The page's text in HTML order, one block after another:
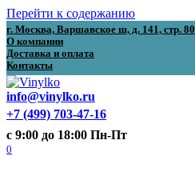
Перейти к содержанию
г. Москва, Варшавское ш, д. 141, стр. 80
О компании
Доставка и оплата
Контакты
info@vinylko.ru
+7 (499) 703-47-16
с 9:00 до 18:00 Пн-Пт
0